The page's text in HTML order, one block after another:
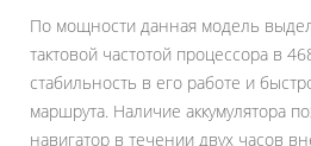
По мощности данная модель
тактовой частотой процессора в
стабильность в его работе и
маршрута. Наличие аккумулятора
навигатор в течении двух часов